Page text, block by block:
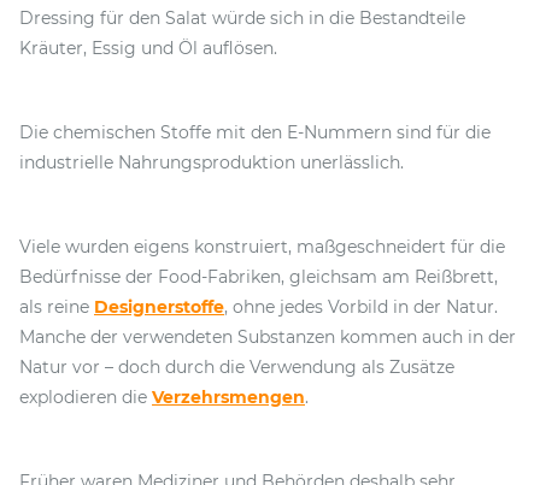
Dressing für den Salat würde sich in die Bestandteile
Kräuter, Essig und Öl auflösen.
Die chemischen Stoffe mit den E-Nummern sind für die
industrielle Nahrungsproduktion unerlässlich.
Viele wurden eigens konstruiert, maßgeschneidert für die
Bedürfnisse der Food-Fabriken, gleichsam am Reißbrett,
als reine Designerstoffe, ohne jedes Vorbild in der Natur.
Manche der verwendeten Substanzen kommen auch in der
Natur vor – doch durch die Verwendung als Zusätze
explodieren die Verzehrsmengen.